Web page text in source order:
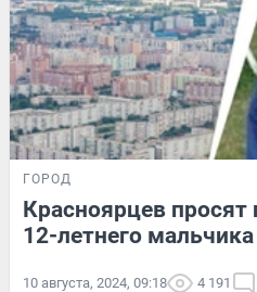
ГОРОД
Красноярцев
12-летнего мальчика
10 августа, 2024, 09:18 4 191